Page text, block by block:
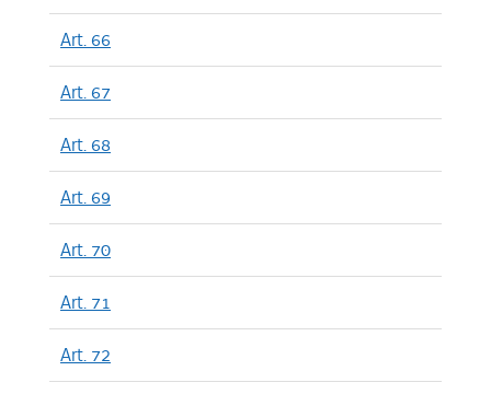
Art. 66
Art. 67
Art. 68
Art. 69
Art. 70
Art. 71
Art. 72